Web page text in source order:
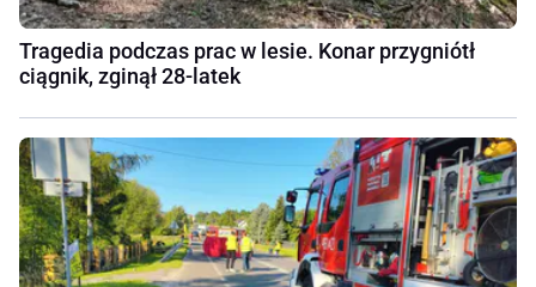
Tragedia podczas prac w lesie. Konar przygniótł
ciągnik, zginął 28-latek